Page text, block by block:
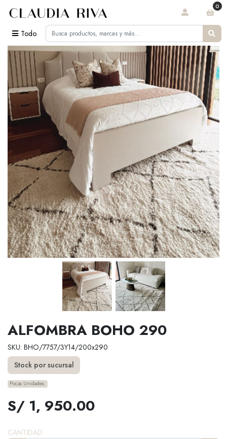
Todo
0
ALFOMBRA BOHO 290
SKU: BHO/7757/3Y14/200x290
Stock por sucursal
Pocas Unidades.
S/ 1, 950.00
CANTIDAD